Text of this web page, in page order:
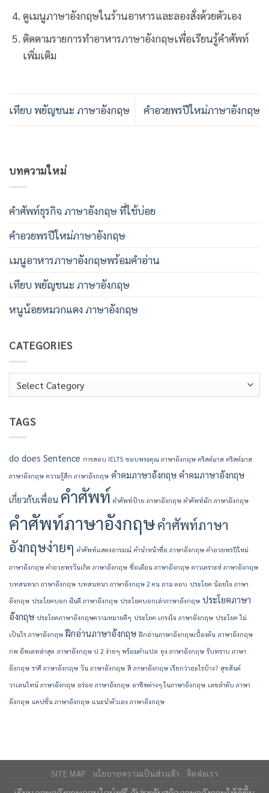
ดูเมนูภาษาอังกฤษในร้านอาหารและลองสั่งด้วยตัวเอง
ติดตามรายการทำอาหารภาษาอังกฤษเพื่อเรียนรู้คำศัพท์
เพิ่มเติม
เทียบ พยัญชนะ ภาษาอังกฤษ คําอวยพรปีใหม่ภาษาอังกฤษ
บทความใหม่
คําศัพท์ธุรกิจ ภาษาอังกฤษ ที่ใช้บ่อย
คําอวยพรปีใหม่ภาษาอังกฤษ
เมนูอาหารภาษาอังกฤษพร้อมคําอ่าน
เทียบ พยัญชนะ ภาษาอังกฤษ
หนูน้อยหมวกแดง ภาษาอังกฤษ
CATEGORIES
Categories
TAGS
do does Sentence การสอบ IELTS ขอบพระคุณ ภาษาอังกฤษ คริสต์มาส คริสต์มาส
ภาษาอังกฤษ ความรู้สึก ภาษาอังกฤษ คำคมภาษาอังกฤษ คำคมภาษาอังกฤษ
เกี่ยวกับเพื่อน คำศัพท์ คำศัพท์ป้าย ภาษาอังกฤษ คำศัพท์ผัก ภาษาอังกฤษ
คำศัพท์ภาษาอังกฤษคำศัพท์ภาษา
อังกฤษง่ายๆ คำศัพท์แสดงอารมณ์ คํานําหน้าชื่อ ภาษาอังกฤษ คําอวยพรปีใหม่
ภาษาอังกฤษ คําอวยพรวันเกิด ภาษาอังกฤษ ชื่อเดือน ภาษาอังกฤษ ดาวเคราะห์ ภาษาอังกฤษ
บทสนทนา ภาษาอังกฤษ บทสนทนา ภาษาอังกฤษ 2 คน ถาม ตอบ ประโยค น้อยใจ ภาษา
อังกฤษ ประโยคบอก ฝันดี ภาษาอังกฤษ ประโยคบอกเล่าภาษาอังกฤษ ประโยคภาษา
อังกฤษ ประโยคภาษาอังกฤษความหมายดีๆ ประโยค เกรงใจ ภาษาอังกฤษ ประโยค ไม่
เป็นไร ภาษาอังกฤษ ฝึกอ่านภาษาอังกฤษ ฝึกอ่านภาษาอังกฤษเบื้องต้น ภาษาอังกฤษ
กพ อัพเดทล่าสุด ภาษาอังกฤษ ป 2 ง่ายๆ พร้อมคำแปล ยุง ภาษาอังกฤษ รับทราบ ภาษา
อังกฤษ ราศี ภาษาอังกฤษ วัน ภาษาอังกฤษ สี ภาษาอังกฤษ เรียกว่าอะไรบ้าง? สุขสันต์
วาเลนไทน์ ภาษาอังกฤษ อร่อย ภาษาอังกฤษ อาชีพต่างๆ ในภาษาอังกฤษ เลขลำดับ ภาษา
อังกฤษ แคปชั่น ภาษาอังกฤษ แนะนําตัวเอง ภาษาอังกฤษ
SITE MAP นโยบายความเป็นส่วนตัว ติดต่อเรา